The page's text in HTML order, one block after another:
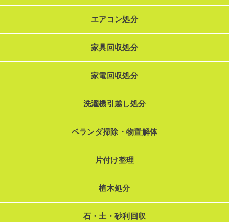
エアコン処分
家具回収処分
家電回収処分
洗濯機引越し処分
ベランダ掃除・物置解体
片付け整理
植木処分
石・土・砂利回収